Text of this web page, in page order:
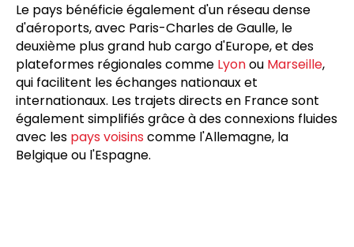
Le pays bénéficie également d'un réseau dense
d'aéroports, avec Paris-Charles de Gaulle, le
deuxième plus grand hub cargo d'Europe, et des
plateformes régionales comme Lyonou Marseille,
qui facilitent les échanges nationaux et
internationaux. Les trajets directs en France sont
également simplifiés grâce à des connexions fluides
avec les pays voisins comme l'Allemagne, la
Belgique ou l'Espagne.